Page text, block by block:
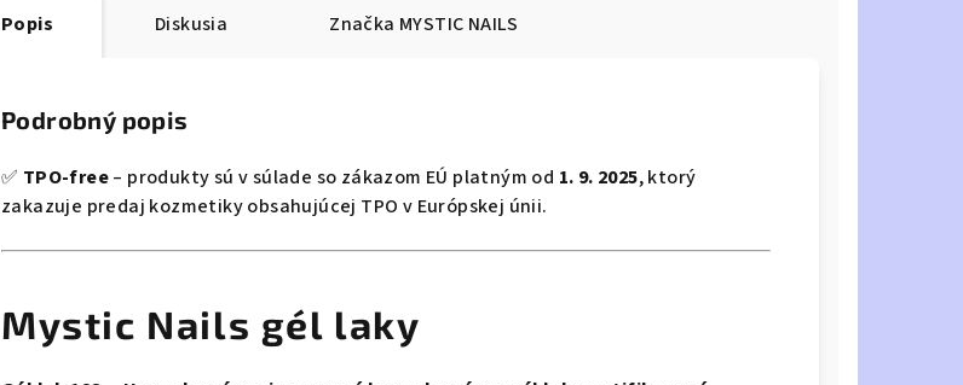
Popis Diskusia Značka MYSTIC NAILS
Podrobný popis
✅ TPO-free– produkty sú v súlade so zákazom EÚ platným od 1. 9. 2025, ktorý
zakazuje predaj kozmetiky obsahujúcej TPO v Európskej únii.
Mystic Nails gél laky